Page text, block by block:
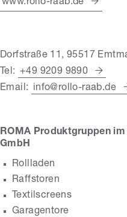
www.rollo-raab.de
Dorfstraße 11, 95517
Tel: +49 9209 9890
Email:
info@rollo-raab.de
ROMA Produktgruppen
GmbH
Rollladen
Raffstoren
Textilscreens
Garagentore